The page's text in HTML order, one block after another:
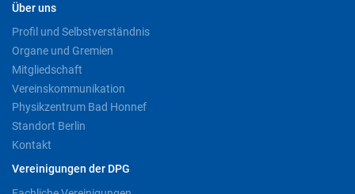
Über uns
Profil und Selbstverständnis
Organe und Gremien
Mitgliedschaft
Vereinskommunikation
Physikzentrum Bad Honnef
Standort Berlin
Kontakt
Vereinigungen der DPG